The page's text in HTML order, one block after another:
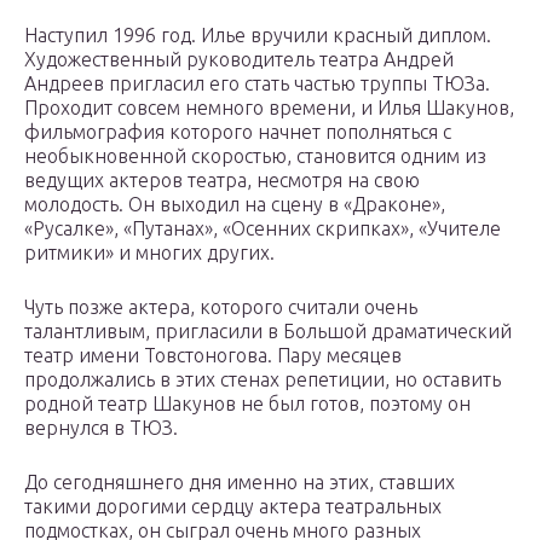
Наступил 1996 год. Илье вручили красный диплом.
Художественный руководитель театра Андрей
Андреев пригласил его стать частью труппы ТЮЗа.
Проходит совсем немного времени, и Илья Шакунов,
фильмография которого начнет пополняться с
необыкновенной скоростью, становится одним из
ведущих актеров театра, несмотря на свою
молодость. Он выходил на сцену в «Драконе»,
«Русалке», «Путанах», «Осенних скрипках», «Учителе
ритмики» и многих других.
Чуть позже актера, которого считали очень
талантливым, пригласили в Большой драматический
театр имени Товстоногова. Пару месяцев
продолжались в этих стенах репетиции, но оставить
родной театр Шакунов не был готов, поэтому он
вернулся в ТЮЗ.
До сегодняшнего дня именно на этих, ставших
такими дорогими сердцу актера театральных
подмостках, он сыграл очень много разных